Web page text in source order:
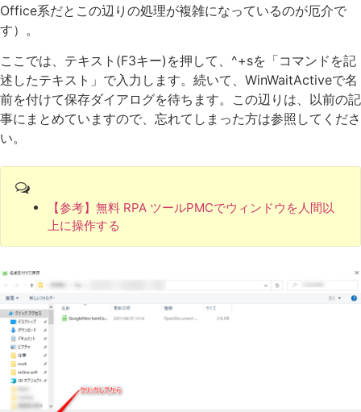
Office系だとこの辺りの処理が複雑になっているのが厄介で
す）。
ここでは、テキスト(F3キー)を押して、^+sを「コマンドを記
述したテキスト」で入力します。続いて、WinWaitActiveで名
前を付けて保存ダイアログを待ちます。この辺りは、以前の記
事にまとめていますので、忘れてしまった方は参照してくださ
い。
【参考】無料 RPA ツールPMCでウィンドウを人間以
上に操作する